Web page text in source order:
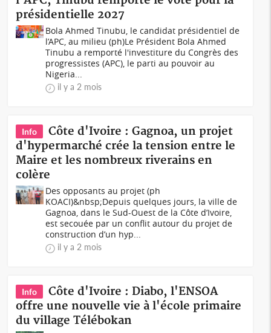
présidentielle 2027
Bola Ahmed Tinubu, le candidat présidentiel de
l’APC, au milieu (ph)Le Président Bola Ahmed
Tinubu a remporté l'investiture du Congrès des
progressistes (APC), le parti au pouvoir au
Nigeria...
il y a 2 mois
Info
Côte d'Ivoire : Gagnoa, un projet
d'hypermarché crée la tension entre le
Maire et les nombreux riverains en
colère
Des opposants au projet (ph
KOACI)&nbsp;Depuis quelques jours, la ville de
Gagnoa, dans le Sud-Ouest de la Côte d’Ivoire,
est secouée par un conflit autour du projet de
construction d’un hyp...
il y a 2 mois
Info
Côte d'Ivoire : Diabo, l'ENSOA
offre une nouvelle vie à l'école primaire
du village Télébokan